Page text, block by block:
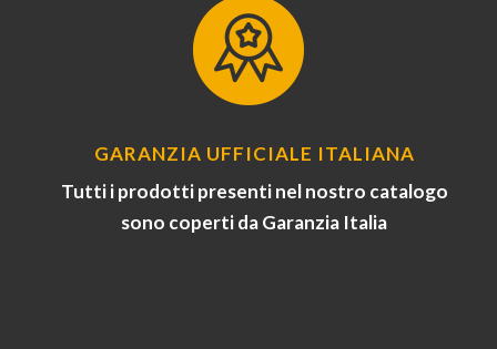
GARANZIA UFFICIALE ITALIANA
Tutti i prodotti presenti nel nostro catalogo
sono coperti da Garanzia Italia